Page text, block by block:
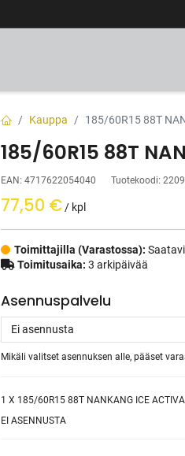
Kauppa 185/60R15 88T
185/60R15 88T
EAN: 4717622054040 Tuotekoodi:
77,50 € / kpl
Toimittajilla (Varastossa):
Toimitusaika: 3 arkipäivää
Asennuspalvelu
Mikäli valitset asennuksen alle, pääset
1 X 185/60R15 88T NANKANG ICE
EI ASENNUSTA